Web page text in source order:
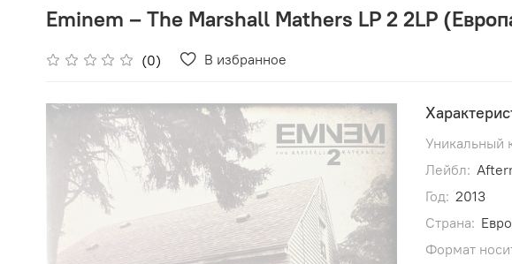
Eminem ‎– The Marshall Mathers LP 2 2LP
(0) В избранное
Уникальный
Лейбл:
Год: 2013
Страна:
Формат